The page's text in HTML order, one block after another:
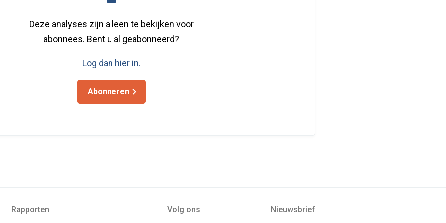
Deze analyses zijn alleen te bekijken voor
abonnees. Bent u al geabonneerd?
Log dan hier in.
Abonneren
Rapporten Volg ons Nieuwsbrief